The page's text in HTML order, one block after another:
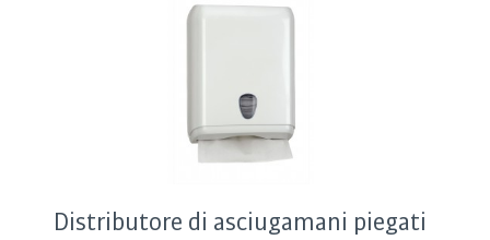
Distributore di asciugamani piegati